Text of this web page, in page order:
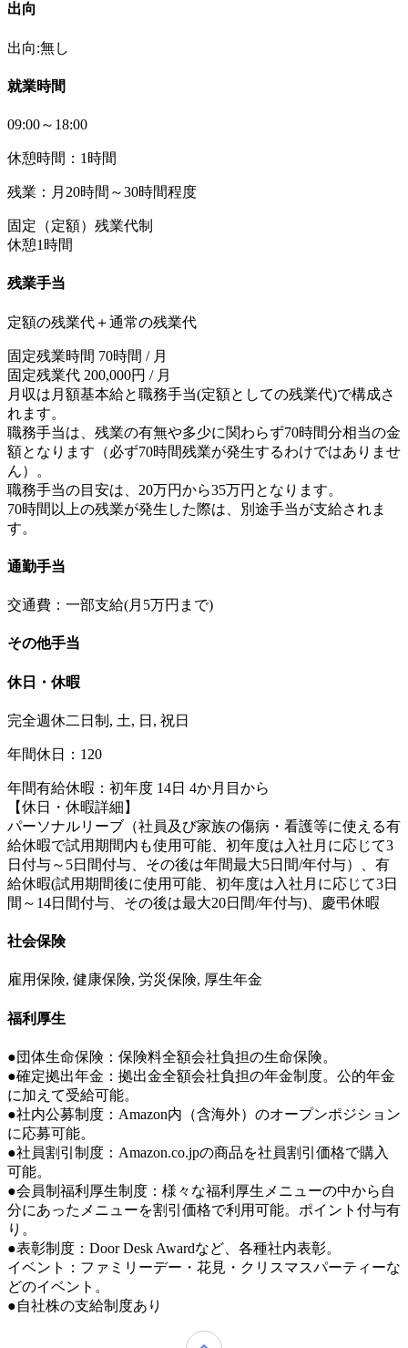
出向
出向:無し
就業時間
09:00～18:00
休憩時間：1時間
残業：月20時間～30時間程度
固定（定額）残業代制
休憩1時間
残業手当
定額の残業代＋通常の残業代
固定残業時間 70時間 / 月
固定残業代 200,000円 / 月
月収は月額基本給と職務手当(定額としての残業代)で構成さ
れます。
職務手当は、残業の有無や多少に関わらず70時間分相当の金
額となります（必ず70時間残業が発生するわけではありませ
ん）。
職務手当の目安は、20万円から35万円となります。
70時間以上の残業が発生した際は、別途手当が支給されま
す。
通勤手当
交通費：一部支給(月5万円まで)
その他手当
休日・休暇
完全週休二日制, 土, 日, 祝日
年間休日：120
年間有給休暇：初年度 14日 4か月目から
【休日・休暇詳細】
パーソナルリーブ（社員及び家族の傷病・看護等に使える有
給休暇で試用期間内も使用可能、初年度は入社月に応じて3
日付与～5日間付与、その後は年間最大5日間/年付与）、有
給休暇(試用期間後に使用可能、初年度は入社月に応じて3日
間～14日間付与、その後は最大20日間/年付与)、慶弔休暇
社会保険
雇用保険, 健康保険, 労災保険, 厚生年金
福利厚生
●団体生命保険：保険料全額会社負担の生命保険。
●確定拠出年金：拠出金全額会社負担の年金制度。公的年金
に加えて受給可能。
●社内公募制度：Amazon内（含海外）のオープンポジション
に応募可能。
●社員割引制度：Amazon.co.jpの商品を社員割引価格で購入
可能。
●会員制福利厚生制度：様々な福利厚生メニューの中から自
分にあったメニューを割引価格で利用可能。ポイント付与有
り。
●表彰制度：Door Desk Awardなど、各種社内表彰。
イベント：ファミリーデー・花見・クリスマスパーティーな
どのイベント。
●自社株の支給制度あり